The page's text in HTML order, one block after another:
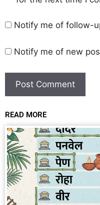
Notify me of follow-
Notify me of new
READ MORE